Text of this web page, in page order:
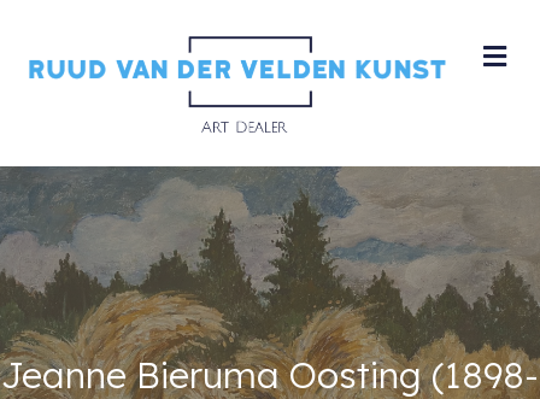
Jeanne Bieruma Oosting (1898-